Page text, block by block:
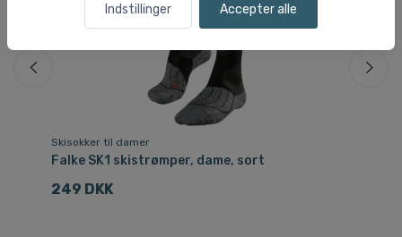
Indstillinger Accepter alle
Skisokker til damer
Falke SK1 skistrømper, dame, sort
249 DKK